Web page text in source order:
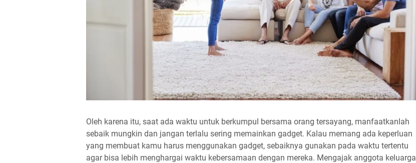
Oleh karena itu, saat ada waktu untuk berkumpul bersama orang tersayang, manfaatkanlah
sebaik mungkin dan jangan terlalu sering memainkan gadget. Kalau memang ada keperluan
yang membuat kamu harus menggunakan gadget, sebaiknya gunakan pada waktu tertentu
agar bisa lebih menghargai waktu kebersamaan dengan mereka. Mengajak anggota keluarga